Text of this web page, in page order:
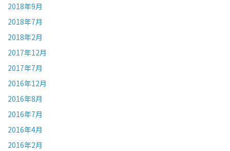
2018年9月
2018年7月
2018年2月
2017年12月
2017年7月
2016年12月
2016年8月
2016年7月
2016年4月
2016年2月